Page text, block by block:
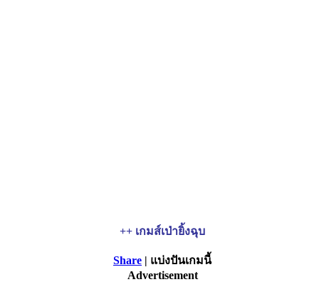
++ เกมส์เป่ายิ้งฉุบ
Share | แบ่งปันเกมนี้
Advertisement